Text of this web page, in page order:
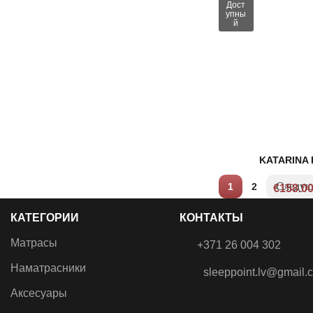
Дост
упны
й
KATARINA
€
1 2
КАТЕГОРИИ
Матрасы
Наматрасники
Аксесуары
КОНТАКТЫ
+371 26 004 302